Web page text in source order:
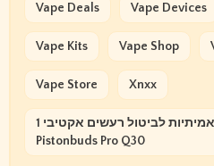
Vape Deals Vape Devices
Vape Kits Vape Shop
Vape Store Xnxx
אוזניות אלחוטיות אמיתיות לביטול רעשים אקטיבי 1more
Pistonbuds Pro Q30